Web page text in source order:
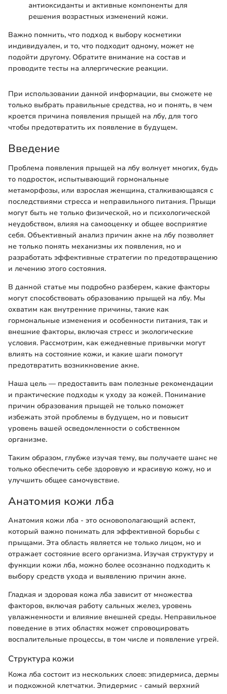
антиоксиданты и активные компоненты для
решения возрастных изменений кожи.
Важно помнить, что подход к выбору косметики
индивидуален, и то, что подходит одному, может не
подойти другому. Обратите внимание на состав и
проводите тесты на аллергические реакции.
При использовании данной информации, вы сможете не
только выбрать правильные средства, но и понять, в чем
кроется причина появления прыщей на лбу, для того
чтобы предотвратить их появление в будущем.
Введение
Проблема появления прыщей на лбу волнует многих, будь
то подросток, испытывающий гормональные
метаморфозы, или взрослая женщина, сталкивающаяся с
последствиями стресса и неправильного питания. Прыщи
могут быть не только физической, но и психологической
неудобством, влияя на самооценку и общее восприятие
себя. Объективный анализ причин акне на лбу позволяет
не только понять механизмы их появления, но и
разработать эффективные стратегии по предотвращению
и лечению этого состояния.
В данной статье мы подробно разберем, какие факторы
могут способствовать образованию прыщей на лбу. Мы
охватим как внутренние причины, такие как
гормональные изменения и особенности питания, так и
внешние факторы, включая стресс и экологические
условия. Рассмотрим, как ежедневные привычки могут
влиять на состояние кожи, и какие шаги помогут
предотвратить возникновение акне.
Наша цель — предоставить вам полезные рекомендации
и практические подходы к уходу за кожей. Понимание
причин образования прыщей не только поможет
избежать этой проблемы в будущем, но и повысит
уровень вашей осведомленности о собственном
организме.
Таким образом, глубже изучая тему, вы получаете шанс не
только обеспечить себе здоровую и красивую кожу, но и
улучшить общее самочувствие.
Анатомия кожи лба
Анатомия кожи лба - это основополагающий аспект,
который важно понимать для эффективной борьбы с
прыщами. Эта область является не только лицом, но и
отражает состояние всего организма. Изучая структуру и
функции кожи лба, можно более осознанно подходить к
выбору средств ухода и выявлению причин акне.
Гладкая и здоровая кожа лба зависит от множества
факторов, включая работу сальных желез, уровень
увлажненности и влияние внешней среды. Неправильное
поведение в этих областях может спровоцировать
воспалительные процессы, в том числе и появление угрей.
Структура кожи
Кожа лба состоит из нескольких слоев: эпидермиса, дермы
и подкожной клетчатки. Эпидермис - самый верхний